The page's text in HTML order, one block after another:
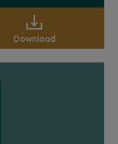
Download